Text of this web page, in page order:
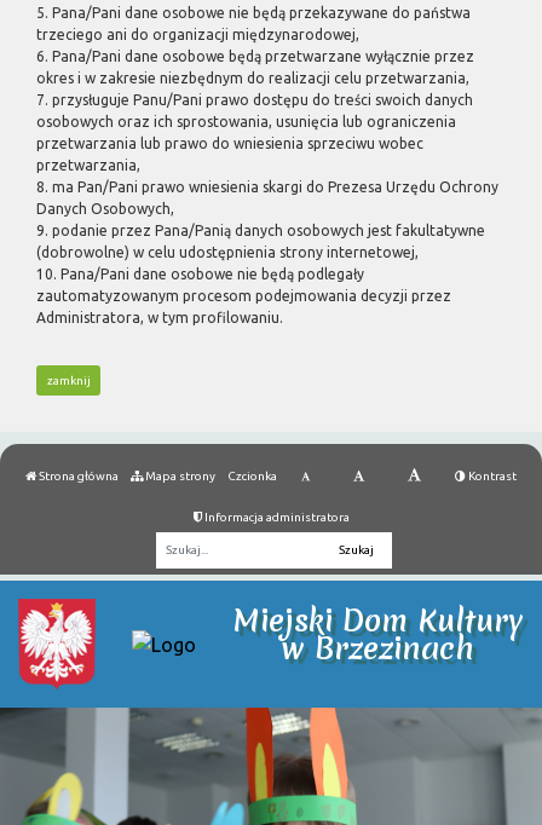
5. Pana/Pani dane osobowe nie będą przekazywane do państwa
trzeciego ani do organizacji międzynarodowej,
6. Pana/Pani dane osobowe będą przetwarzane wyłącznie przez
okres i w zakresie niezbędnym do realizacji celu przetwarzania,
7. przysługuje Panu/Pani prawo dostępu do treści swoich danych
osobowych oraz ich sprostowania, usunięcia lub ograniczenia
przetwarzania lub prawo do wniesienia sprzeciwu wobec
przetwarzania,
8. ma Pan/Pani prawo wniesienia skargi do Prezesa Urzędu Ochrony
Danych Osobowych,
9. podanie przez Pana/Panią danych osobowych jest fakultatywne
(dobrowolne) w celu udostępnienia strony internetowej,
10. Pana/Pani dane osobowe nie będą podlegały
zautomatyzowanym procesom podejmowania decyzji przez
Administratora, w tym profilowaniu.
zamknij
Strona główna Mapa strony Czcionka Kontrast
Informacja administratora
Miejski Dom Kultury
w Brzezinach